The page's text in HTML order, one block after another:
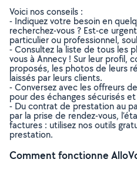
Voici nos conseils :
- Indiquez votre besoin en
recherchez-vous ? Est-ce
particulier ou professionnel,
- Consultez la liste de tous les
vous à Annecy ! Sur leur profil,
proposés, les photos de leurs
laissés par leurs clients.
- Conversez avec les offreurs
pour des échanges sécurisés
- Du contrat de prestation au
par la prise de rendez-vous,
factures : utilisez nos outils
prestation.
Comment fonctionne